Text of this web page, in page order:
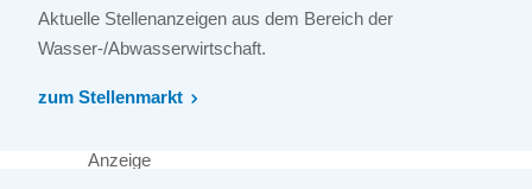
Aktuelle Stellenanzeigen aus dem Bereich der
Wasser-/Abwasserwirtschaft.
zum Stellenmarkt
Anzeige